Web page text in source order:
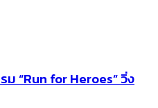
“Run for Heroes” วิ่ง